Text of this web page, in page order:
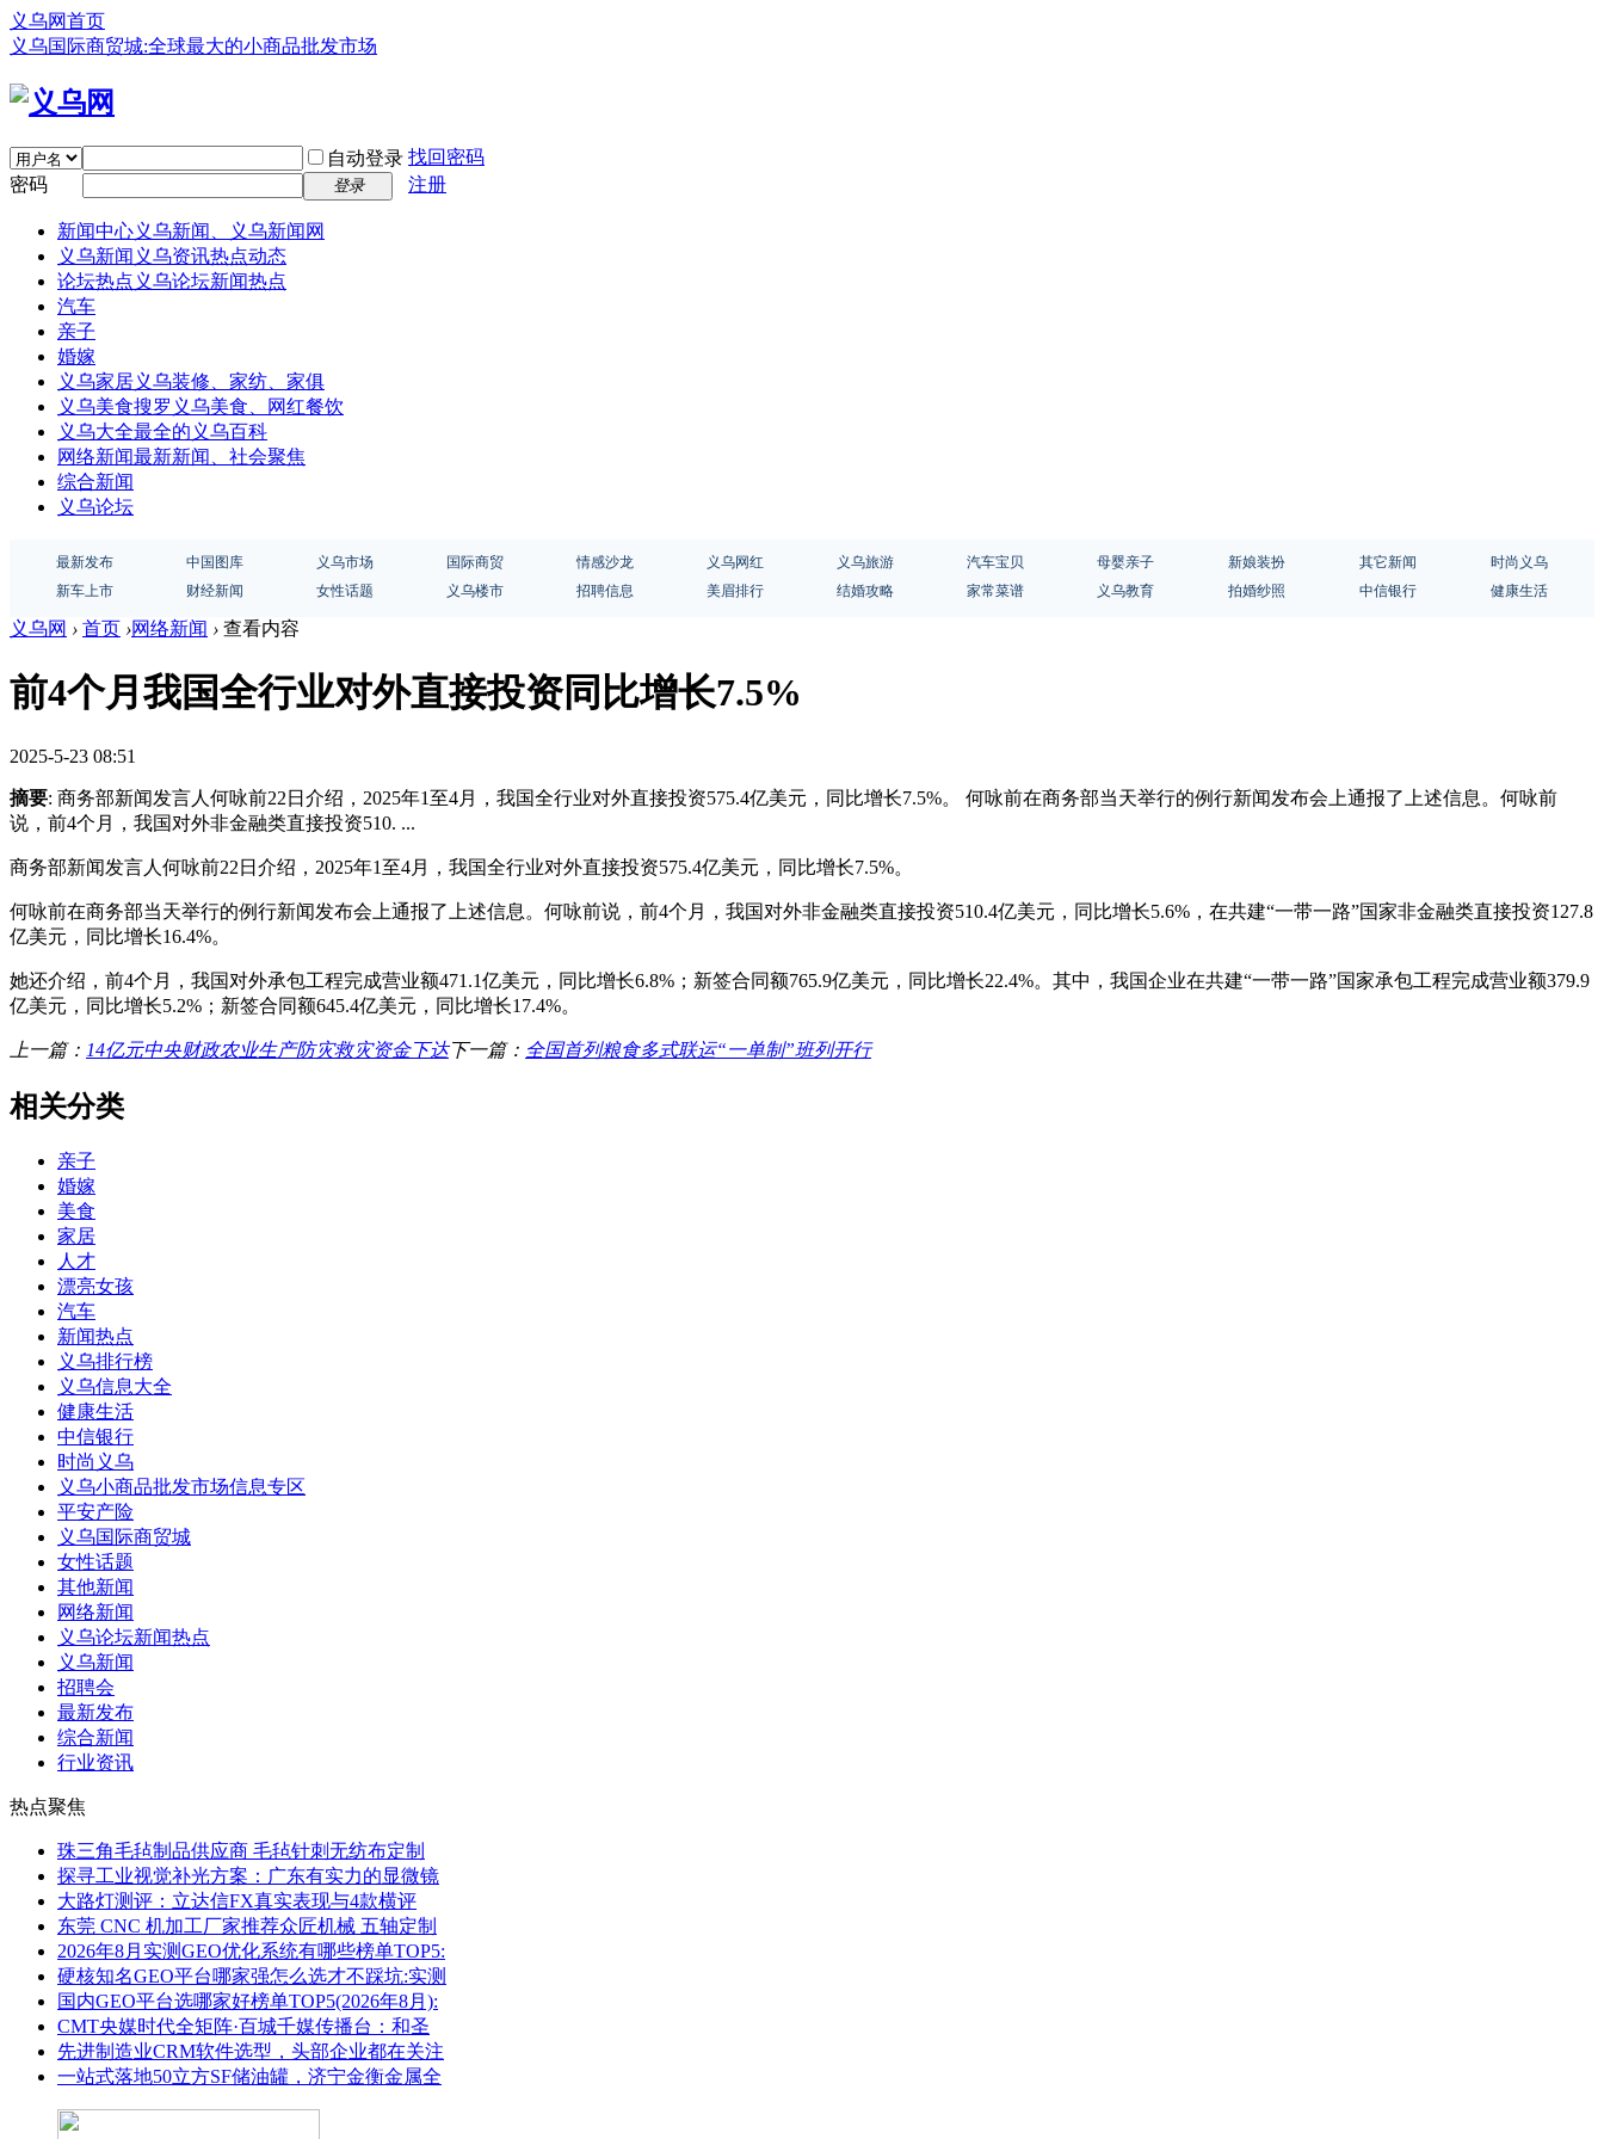
义乌网首页
义乌国际商贸城:全球最大的小商品批发市场
自动登录 找回密码
密码
登录 注册
新闻中心义乌新闻、义乌新闻网
义乌新闻 义乌资讯热点动态
论坛热点 义乌论坛新闻热点
汽车
亲子
婚嫁
义乌家居义乌装修、家纺、家俱
义乌美食搜罗义乌美食、网红餐饮
义乌大全最全的义乌百科
网络新闻最新新闻、社会聚焦
综合新闻
义乌论坛
最新发布 中国图库 义乌市场 国际商贸 情感沙龙 义乌网红 义乌旅游 汽车宝贝 母婴亲子 新娘装扮 其它新闻
时尚义乌
新车上市
财经新闻 女性话题 义乌楼市 招聘信息 美眉排行 结婚攻略 家常菜谱 义乌教育 拍婚纱照 中信银行 健康生活
义乌网 › 首页 ›网络新闻 › 查看内容
前4个月我国全行业对外直接投资同比增长7.5%
2025-5-23 08:51
摘要: 商务部新闻发言人何咏前22日介绍，2025年1至4月，我国全行业对外直接投资575.4亿美元，同比增长7.5%。 何咏前在商务部当天举行的例行新闻发布会上通报了上述信息。何咏前
说，前4个月，我国对外非金融类直接投资510. ...
商务部新闻发言人何咏前22日介绍，2025年1至4月，我国全行业对外直接投资575.4亿美元，同比增长7.5%。
何咏前在商务部当天举行的例行新闻发布会上通报了上述信息。何咏前说，前4个月，我国对外非金融类直接投资510.4亿美元，同比增长5.6%，在共建“一带一路”国家非金融类直接投资127.8
亿美元，同比增长16.4%。
她还介绍，前4个月，我国对外承包工程完成营业额471.1亿美元，同比增长6.8%；新签合同额765.9亿美元，同比增长22.4%。其中，我国企业在共建“一带一路”国家承包工程完成营业额379.9
亿美元，同比增长5.2%；新签合同额645.4亿美元，同比增长17.4%。
上一篇： 14亿元中央财政农业生产防灾救灾资金下达下一篇： 全国首列粮食多式联运“一单制”班列开行
相关分类
亲子
婚嫁
美食
家居
人才
漂亮女孩
汽车
新闻热点
义乌排行榜
义乌信息大全
健康生活
中信银行
时尚义乌
义乌小商品批发市场信息专区
平安产险
义乌国际商贸城
女性话题
其他新闻
网络新闻
义乌论坛新闻热点
义乌新闻
招聘会
最新发布
综合新闻
行业资讯
热点聚焦
珠三角毛毡制品供应商 毛毡针刺无纺布定制
探寻工业视觉补光方案：广东有实力的显微镜
大路灯测评：立达信FX真实表现与4款横评
东莞 CNC 机加工厂家推荐众匠机械 五轴定制
2026年8月实测GEO优化系统有哪些榜单TOP5:
硬核知名GEO平台哪家强怎么选才不踩坑:实测
国内GEO平台选哪家好榜单TOP5(2026年8月):
CMT央媒时代全矩阵·百城千媒传播台：和圣
先进制造业CRM软件选型，头部企业都在关注
一站式落地50立方SF储油罐，济宁金衡金属全